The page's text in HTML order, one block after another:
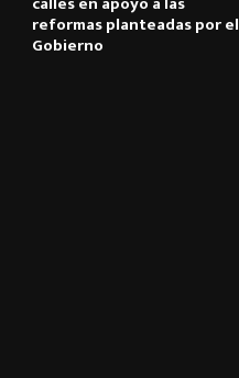
reformas planteadas por el
Gobierno